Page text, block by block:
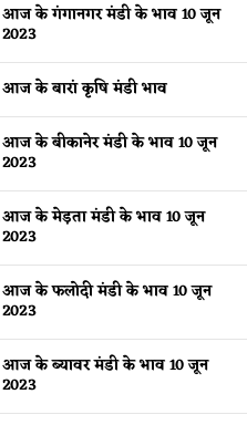
आज के गंगानगर मंडी के भाव 10 जून
2023
आज के बारां कृषि मंडी भाव
आज के बीकानेर मंडी के भाव 10 जून
2023
आज के मेड़ता मंडी के भाव 10 जून
2023
आज के फलोदी मंडी के भाव 10 जून
2023
आज के ब्यावर मंडी के भाव 10 जून
2023